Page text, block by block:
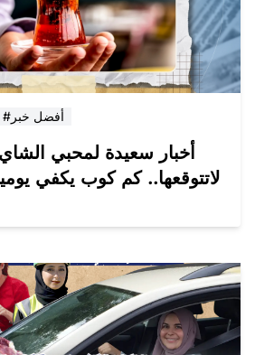
#أفضل خبر
لاتتوقعها.. كم كوب يكفي